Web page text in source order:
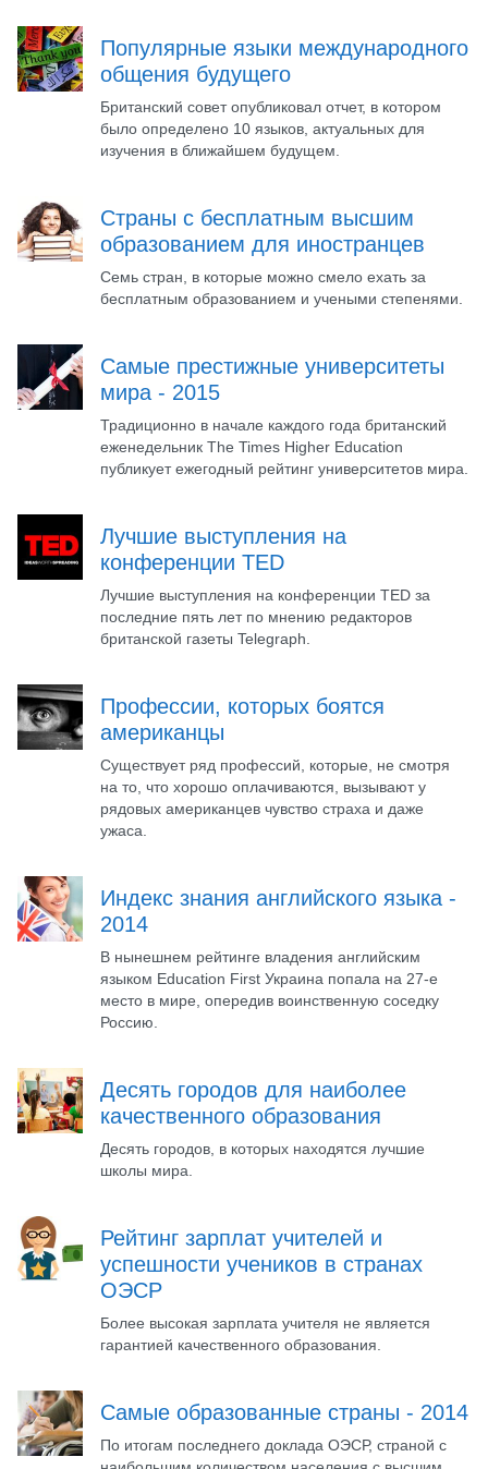
Популярные языки международного
общения будущего
Британский совет опубликовал отчет, в котором
было определено 10 языков, актуальных для
изучения в ближайшем будущем.
Страны с бесплатным высшим
образованием для иностранцев
Семь стран, в которые можно смело ехать за
бесплатным образованием и учеными степенями.
Самые престижные университеты
мира - 2015
Традиционно в начале каждого года британский
еженедельник The Times Higher Education
публикует ежегодный рейтинг университетов мира.
Лучшие выступления на
конференции TED
Лучшие выступления на конференции TED за
последние пять лет по мнению редакторов
британской газеты Telegraph.
Профессии, которых боятся
американцы
Существует ряд профессий, которые, не смотря
на то, что хорошо оплачиваются, вызывают у
рядовых американцев чувство страха и даже
ужаса.
Индекс знания английского языка -
2014
В нынешнем рейтинге владения английским
языком Education First Украина попала на 27-е
место в мире, опередив воинственную соседку
Россию.
Десять городов для наиболее
качественного образования
Десять городов, в которых находятся лучшие
школы мира.
Рейтинг зарплат учителей и
успешности учеников в странах
ОЭСР
Более высокая зарплата учителя не является
гарантией качественного образования.
Самые образованные страны - 2014
По итогам последнего доклада ОЭСР, страной с